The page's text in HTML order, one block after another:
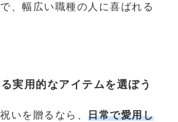
、幅広い職種の人に喜ばれる
実用的なアイテムを選ぼう
いを贈るなら、 日常で愛用し